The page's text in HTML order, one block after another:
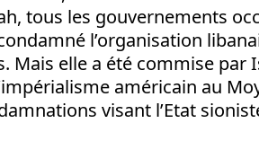
tous les gouvernements
l’organisation
Mais elle a été commise par
américain au
visant l’Etat